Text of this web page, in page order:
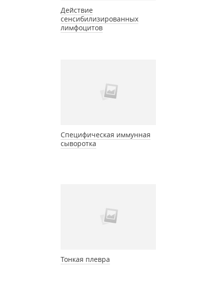
Действие
сенсибилизированных
лимфоцитов
Специфическая иммунная
сыворотка
Тонкая плевра